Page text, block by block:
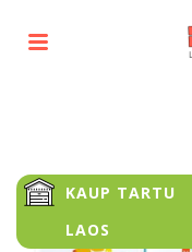
KAUP TARTU
LAOS